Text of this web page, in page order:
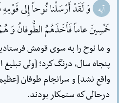
آیه وَ لَقَدْ أَرْسَلْنا نُوحاً إِلى
خَمْسِينَ عاماً فَأَخَذَهُمُ الطُّوفانُ وَ
و ما نوح را به سوى قومش
پنجاه سال، درنگ‌كرد؛ [ولى
واقع نشد] و سرانجام طوفان
درحالى‌كه ستمكار بودند.